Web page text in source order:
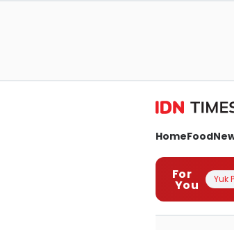
HomeFood
For
You Yuk